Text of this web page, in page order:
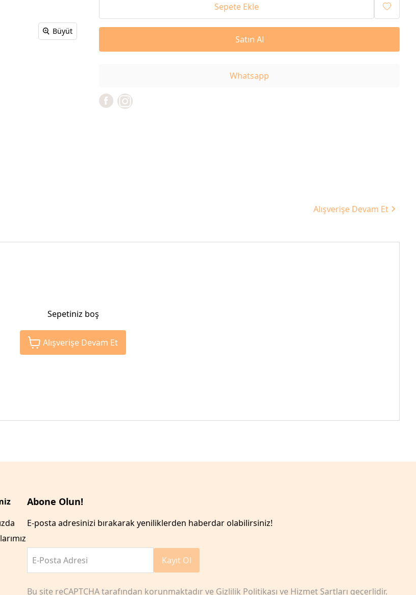
Büyüt
Sepete Ekle
Satın Al
Whatsapp
Alışverişe Devam Et
Sepetiniz boş
Alışverişe Devam Et
Abone Olun!
E-posta adresinizi bırakarak yeniliklerden haberdar olabilirsiniz!
E-Posta Adresi Kayıt Ol
Bu site reCAPTCHA tarafından korunmaktadır ve Gizlilik Politikası ve Hizmet Şartları geçerlidir.